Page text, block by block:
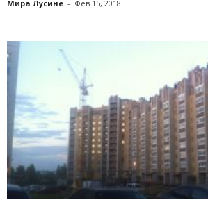
Мира Лусине - Фев 15, 2018